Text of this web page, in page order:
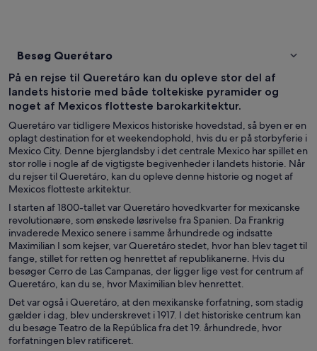
Besøg Querétaro
På en rejse til Queretáro kan du opleve stor del af
landets historie med både toltekiske pyramider og
noget af Mexicos flotteste barokarkitektur.
Queretáro var tidligere Mexicos historiske hovedstad, så byen er en
oplagt destination for et weekendophold, hvis du er på storbyferie i
Mexico City. Denne bjerglandsby i det centrale Mexico har spillet en
stor rolle i nogle af de vigtigste begivenheder i landets historie. Når
du rejser til Queretáro, kan du opleve denne historie og noget af
Mexicos flotteste arkitektur.
I starten af 1800-tallet var Queretáro hovedkvarter for mexicanske
revolutionære, som ønskede løsrivelse fra Spanien. Da Frankrig
invaderede Mexico senere i samme århundrede og indsatte
Maximilian I som kejser, var Queretáro stedet, hvor han blev taget til
fange, stillet for retten og henrettet af republikanerne. Hvis du
besøger Cerro de Las Campanas, der ligger lige vest for centrum af
Queretáro, kan du se, hvor Maximilian blev henrettet.
Det var også i Queretáro, at den mexikanske forfatning, som stadig
gælder i dag, blev underskrevet i 1917. I det historiske centrum kan
du besøge Teatro de la República fra det 19. århundrede, hvor
forfatningen blev ratificeret.